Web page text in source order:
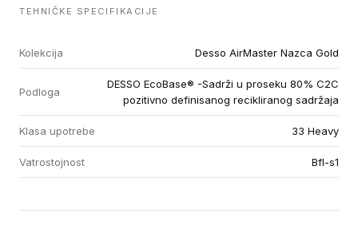
TEHNIČKE SPECIFIKACIJE
Kolekcija Desso AirMaster Nazca Gold
Podloga
DESSO EcoBase® -Sadrži u proseku 80% C2C
pozitivno definisanog recikliranog sadržaja
Klasa upotrebe 33 Heavy
Vatrostojnost Bfl-s1